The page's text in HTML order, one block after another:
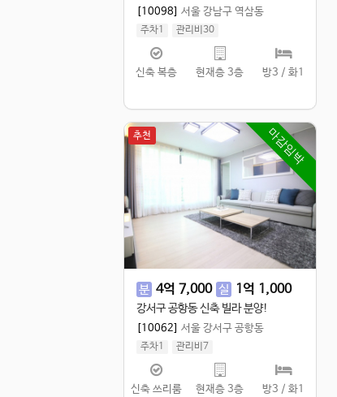
[10098] 서울 강남구 역삼동
주차1
관리비30
실 100㎡
공 129.98㎡
신축 복층 현재층 3층 방3 / 화1
마감임박
추천
분 4억 7,000 실 1억 1,000
강서구 공항동 신축 빌라 분양!
[10062] 서울 강서구 공항동
주차1
관리비7
실 100㎡
공 110㎡
신축 쓰리룸
현재층 3층 방3 / 화1